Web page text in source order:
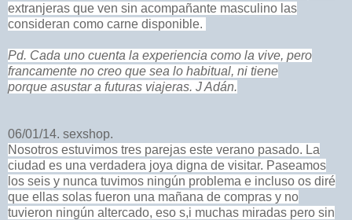
extranjeras que ven sin acompañante masculino las
consideran como carne disponible.
Pd. Cada uno cuenta la experiencia como la vive, pero
francamente no creo que sea lo habitual, ni tiene
porque asustar a futuras viajeras. J Adán.
06/01/14. sexshop.
Nosotros estuvimos tres parejas este verano pasado. La
ciudad es una verdadera joya digna de visitar. Paseamos
los seis y nunca tuvimos ningún problema e incluso os diré
que ellas solas fueron una mañana de compras y no
tuvieron ningún altercado, eso s,i muchas miradas pero sin